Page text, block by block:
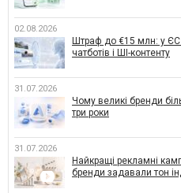
02.08.2026
Штраф до €15 млн: у
чатботів і ШІ-контенту
31.07.2026
Чому великі бренди
три роки
31.07.2026
Найкращі рекламні
бренди задавали тон